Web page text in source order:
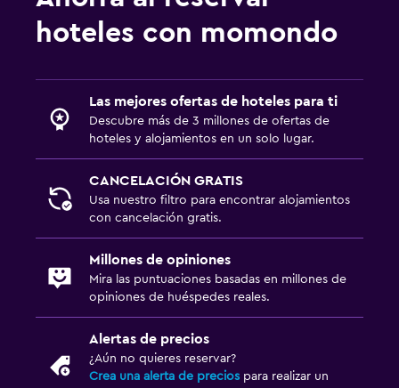
hoteles con momondo
Las mejores ofertas de hoteles para ti
Descubre más de 3 millones de ofertas de
hoteles y alojamientos en un solo lugar.
CANCELACIÓN GRATIS
Usa nuestro filtro para encontrar alojamientos
con cancelación gratis.
Millones de opiniones
Mira las puntuaciones basadas en millones de
opiniones de huéspedes reales.
Alertas de precios
¿Aún no quieres reservar?
Crea una alerta de precios para realizar un